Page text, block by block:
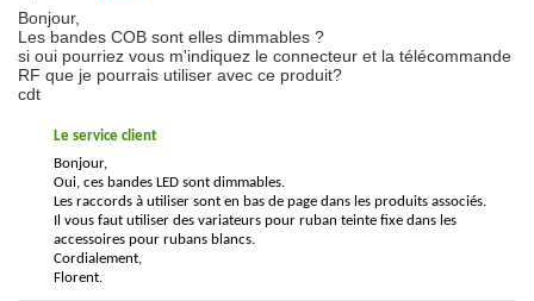
Bonjour,
Les bandes COB sont elles dimmables ?
si oui pourriez vous m'indiquez le connecteur et la télécommande
RF que je pourrais utiliser avec ce produit?
cdt
Le service client
Bonjour,
Oui, ces bandes LED sont dimmables.
Les raccords à utiliser sont en bas de page dans les produits associés.
Il vous faut utiliser des variateurs pour ruban teinte fixe dans les
accessoires pour rubans blancs.
Cordialement,
Florent.